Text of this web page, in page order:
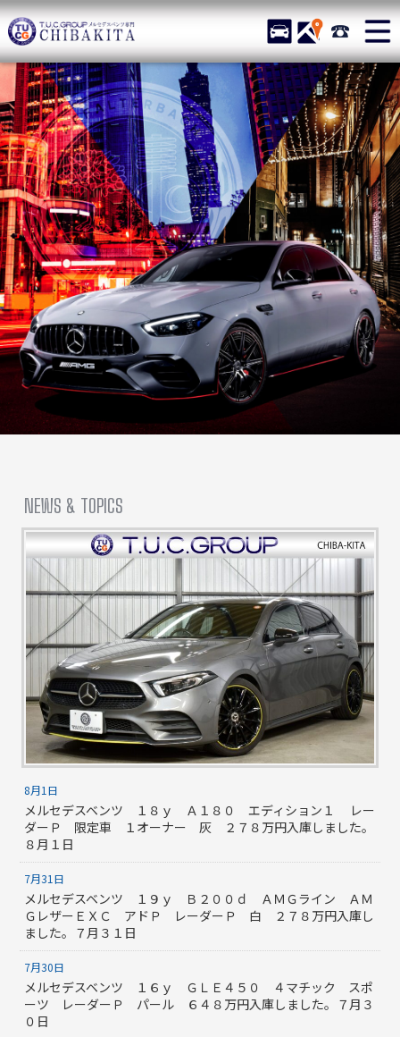
TUCグループ メルセデスベ
STOCK ACCESS 043-
ニュース
在庫リスト
目玉車両一覧
店舗紹介
保証＆サービス
アクセスマップ
全国納車
お問い合わせ
特別作業について
オーダーサービス
買取無料査定
自動車保険
TUCとは？
リクルート
納車blog
会社概要
NEWS & TOPICS
8月1日
メルセデスベンツ １８ｙ Ａ１８０ エディション１ レー
ダーＰ 限定車 １オーナー 灰 ２７８万円入庫しました。
８月１日
7月31日
メルセデスベンツ １９ｙ Ｂ２００ｄ ＡＭＧライン ＡＭ
ＧレザーＥＸＣ アドＰ レーダーＰ 白 ２７８万円入庫し
ました。７月３１日
7月30日
メルセデスベンツ １６ｙ ＧＬＥ４５０ ４マチック スポ
ーツ レーダーＰ パール ６４８万円入庫しました。７月３
０日